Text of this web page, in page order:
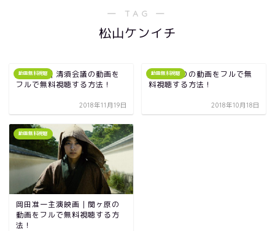
― TAG ―
松山ケンイチ
動画無料視聴
三谷映画｜清須会議の動画を
フルで無料視聴する方法！
2018年11月19日
動画無料視聴
映画｜怒りの動画をフルで無
料視聴する方法！
2018年10月18日
動画無料視聴
岡田准一主演映画｜関ヶ原の
動画をフルで無料視聴する方
法！